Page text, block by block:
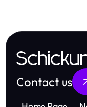
Contact us